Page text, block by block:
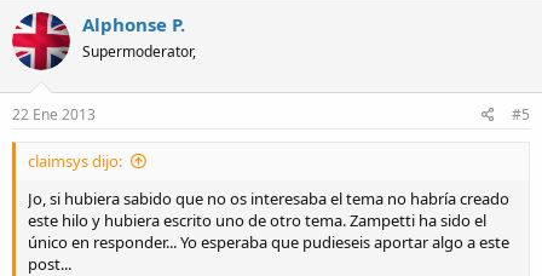
Alphonse P.
Supermoderator,
22 Ene 2013 #5
claimsys dijo:
Jo, si hubiera sabido que no os interesaba el tema no habría creado
este hilo y hubiera escrito uno de otro tema. Zampetti ha sido el
único en responder... Yo esperaba que pudieseis aportar algo a este
post...